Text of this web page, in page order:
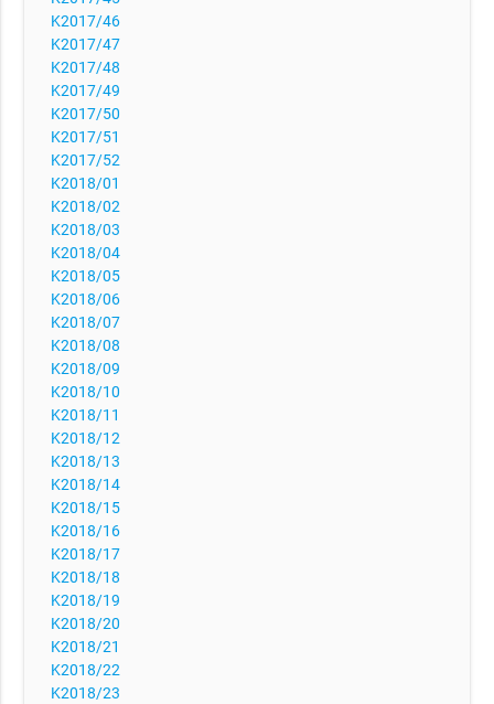
K2017/46
K2017/47
K2017/48
K2017/49
K2017/50
K2017/51
K2017/52
K2018/01
K2018/02
K2018/03
K2018/04
K2018/05
K2018/06
K2018/07
K2018/08
K2018/09
K2018/10
K2018/11
K2018/12
K2018/13
K2018/14
K2018/15
K2018/16
K2018/17
K2018/18
K2018/19
K2018/20
K2018/21
K2018/22
K2018/23